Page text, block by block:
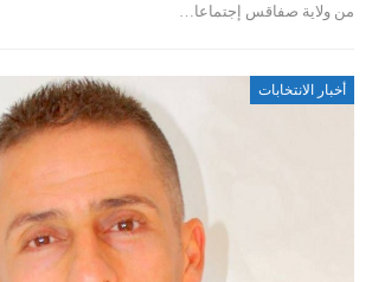
من ولاية صفاقس إجتماعا…
أخبار الانتخابات